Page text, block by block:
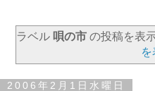
ラベル 唄の市の投稿を表
2006年2月1日水曜日